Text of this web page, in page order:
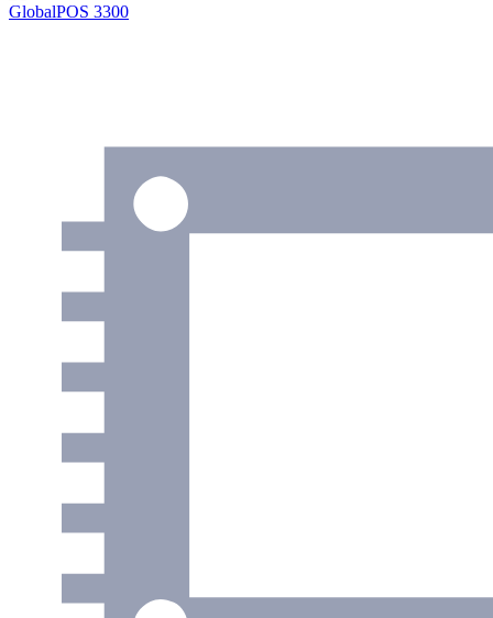
GlobalPOS 3300